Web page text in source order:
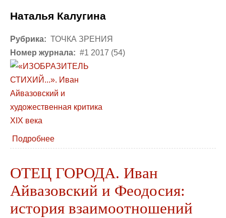
Наталья Калугина
Рубрика: ТОЧКА ЗРЕНИЯ
Номер журнала: #1 2017 (54)
Подробнее
ОТЕЦ ГОРОДА. Иван
Айвазовский и Феодосия:
история взаимоотношений